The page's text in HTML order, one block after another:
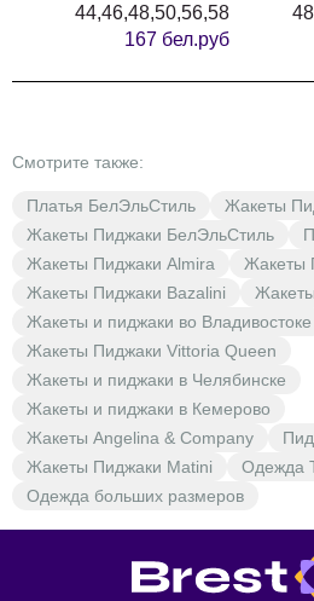
44,46,48,50,56,58
167 бел.руб
Смотрите также:
Платья БелЭльСтиль
Жакеты
Жакеты Пиджаки БелЭльСтиль
Жакеты Пиджаки Almira
Жакеты
Жакеты Пиджаки Bazalini
Жакеты и пиджаки во Владивостоке
Жакеты Пиджаки Vittoria Queen
Жакеты и пиджаки в Челябинске
Жакеты и пиджаки в Кемерово
Жакеты Angelina & Company
Жакеты Пиджаки Matini
Одежда
Одежда больших размеров